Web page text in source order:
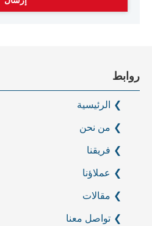
روابط
الرئيسية
من نحن
فريقنا
عملاؤنا
مقالات
تواصل معنا